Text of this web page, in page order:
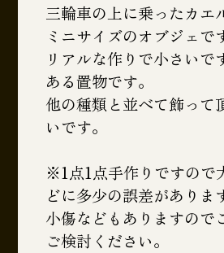
三輪車の上に乗ったカエ
ミニサイズのオブジェで
リアルな作りで小さいで
ある置物です。
他の種類と並べて飾って
いです。
※1点1点手作りですので
どに多少の誤差がありま
小傷などもありますので
ご検討ください。